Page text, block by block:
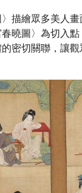
描繪眾多美人
曉圖〉為切入
密切關聯，讓